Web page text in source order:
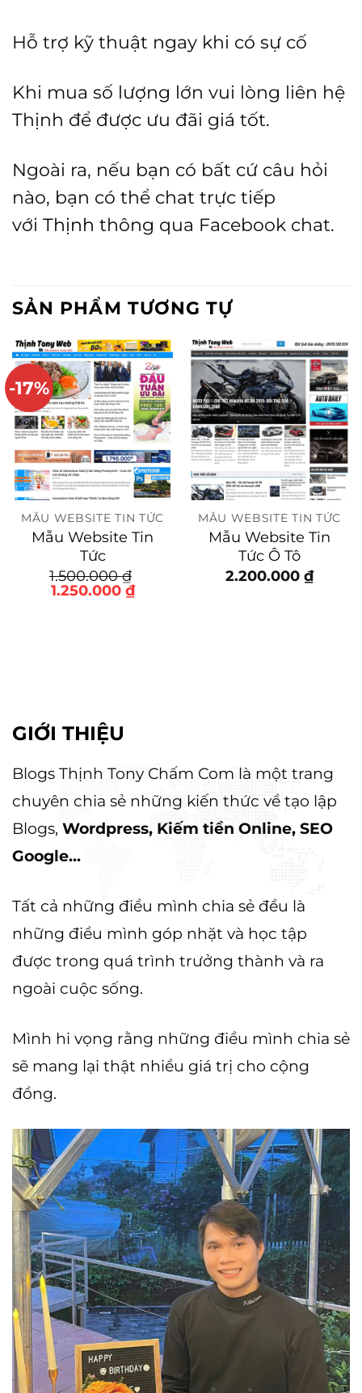
Hỗ trợ kỹ thuật ngay khi có sự cố
Khi mua số lượng lớn vui lòng liên hệ
Thịnh để được ưu đãi giá tốt.
Ngoài ra, nếu bạn có bất cứ câu hỏi
nào, bạn có thể chat trực tiếp
với Thịnh thông qua Facebook chat.
SẢN PHẨM TƯƠNG TỰ
-17%
MẪU WEBSITE TIN TỨC
Mẫu Website Tin
Tức
1.500.000₫
Giá
1.250.000 ₫Giá
hiện
MẪU WEBSITE TIN TỨC
Mẫu Website Tin
Tức Ô Tô
2.200.000 ₫
GIỚI THIỆU
Blogs Thịnh Tony Chấm Com là một trang
chuyên chia sẻ những kiến thức về tạo lập
Blogs, Wordpress, Kiếm tiền Online, SEO
Google...
Tất cả những điều mình chia sẻ đều là
những điều mình góp nhặt và học tập
được trong quá trình trưởng thành và ra
ngoài cuộc sống.
Mình hi vọng rằng những điều mình chia sẻ
sẽ mang lại thật nhiều giá trị cho cộng
đồng.